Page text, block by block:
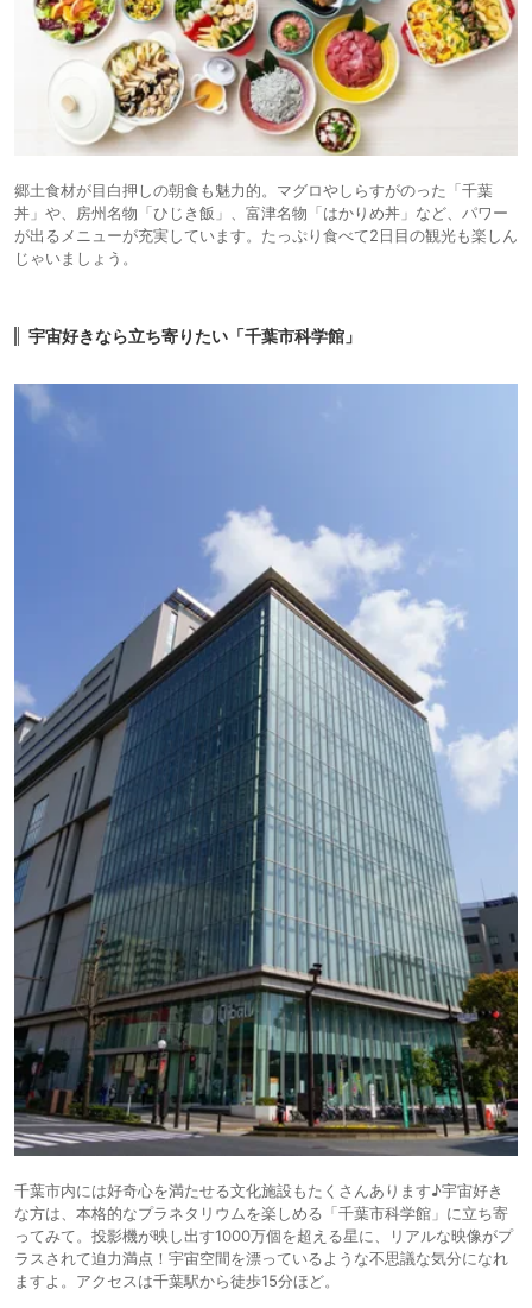
郷土食材が目白押しの朝食も魅力的。マグロやしらすがのった「千葉
丼」や、房州名物「ひじき飯」、富津名物「はかりめ丼」など、パワー
が出るメニューが充実しています。たっぷり食べて2日目の観光も楽しん
じゃいましょう。
宇宙好きなら立ち寄りたい「千葉市科学館」
千葉市内には好奇心を満たせる文化施設もたくさんあります♪宇宙好き
な方は、本格的なプラネタリウムを楽しめる「千葉市科学館」に立ち寄
ってみて。投影機が映し出す1000万個を超える星に、リアルな映像がプ
ラスされて迫力満点！宇宙空間を漂っているような不思議な気分になれ
ますよ。アクセスは千葉駅から徒歩15分ほど。